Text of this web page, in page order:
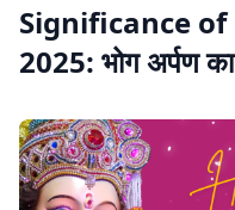
Significance
2025: भोग अर्पण